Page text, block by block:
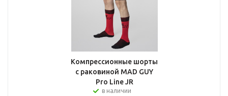
Компрессионные шорты
с раковиной MAD GUY
Pro Line JR
в наличии